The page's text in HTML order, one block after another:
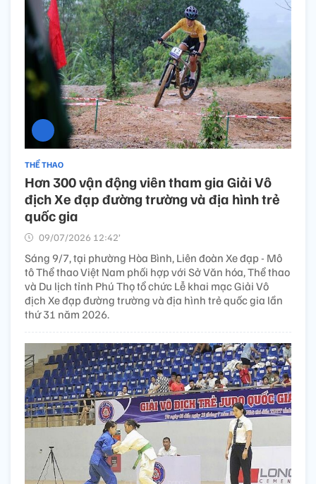
THỂ THAO
Hơn 300 vận động viên tham gia Giải Vô
địch Xe đạp đường trường và địa hình trẻ
quốc gia
09/07/2026 12:42’
Sáng 9/7, tại phường Hòa Bình, Liên đoàn Xe đạp - Mô
tô Thể thao Việt Nam phối hợp với Sở Văn hóa, Thể thao
và Du lịch tỉnh Phú Thọ tổ chức Lễ khai mạc Giải Vô
địch Xe đạp đường trường và địa hình trẻ quốc gia lần
thứ 31 năm 2026.